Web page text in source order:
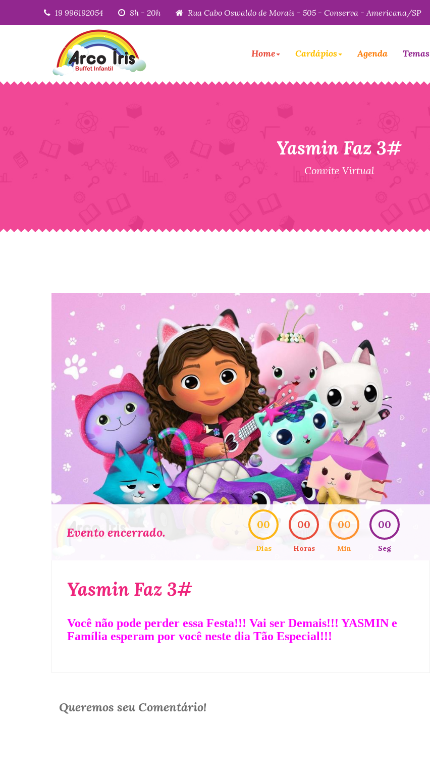
19 996192054 8h - 20h Rua Cabo Oswaldo de Morais - 505 - Conserva - Americana/SP
Home Cardápios Agenda Temas
Yasmin Faz 3#
Convite Virtual
Evento encerrado.
00
Dias
00
Horas
00
Min
00
Seg
Yasmin Faz 3#
Você não pode perder essa Festa!!! Vai ser Demais!!! YASMIN e
Família esperam por você neste dia Tão Especial!!!
Queremos seu Comentário!